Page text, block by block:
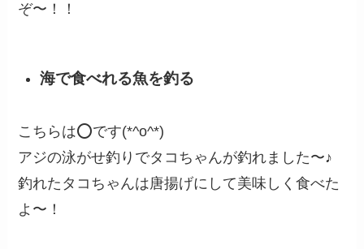
ぞ〜！！
海で食べれる魚を釣る
こちらは⭕️です(*^o^*)
アジの泳がせ釣りでタコちゃんが釣れました〜♪
釣れたタコちゃんは唐揚げにして美味しく食べた
よ〜！